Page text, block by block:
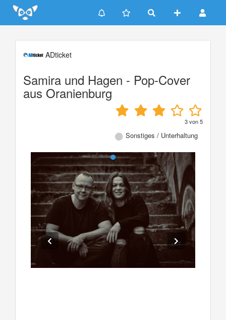
Update cookies preferences
ADticket
Samira und Hagen - Pop-Cover
aus Oranienburg
3von5
Sonstiges / Unterhaltung